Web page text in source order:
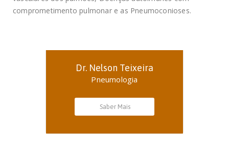
comprometimento pulmonar e as Pneumoconioses.
Dr. Nelson Teixeira
Pneumologia
Saber Mais